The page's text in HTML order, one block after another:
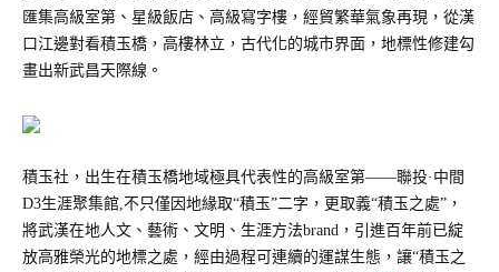
匯集高級室第、星級飯店、高級寫字樓，經貿繁華氣象再現，從漢
口江邊對看積玉橋，高樓林立，古代化的城市界面，地標性修建勾
畫出新武昌天際線。
積玉社，出生在積玉橋地域極具代表性的高級室第——聯投·中間
D3生涯聚集館,不只僅因地緣取“積玉”二字，更取義“積玉之處”，
將武漢在地人文、藝術、文明、生涯方法brand，引進百年前已綻
放高雅榮光的地標之處，經由過程可連續的運謀生態，讓“積玉之